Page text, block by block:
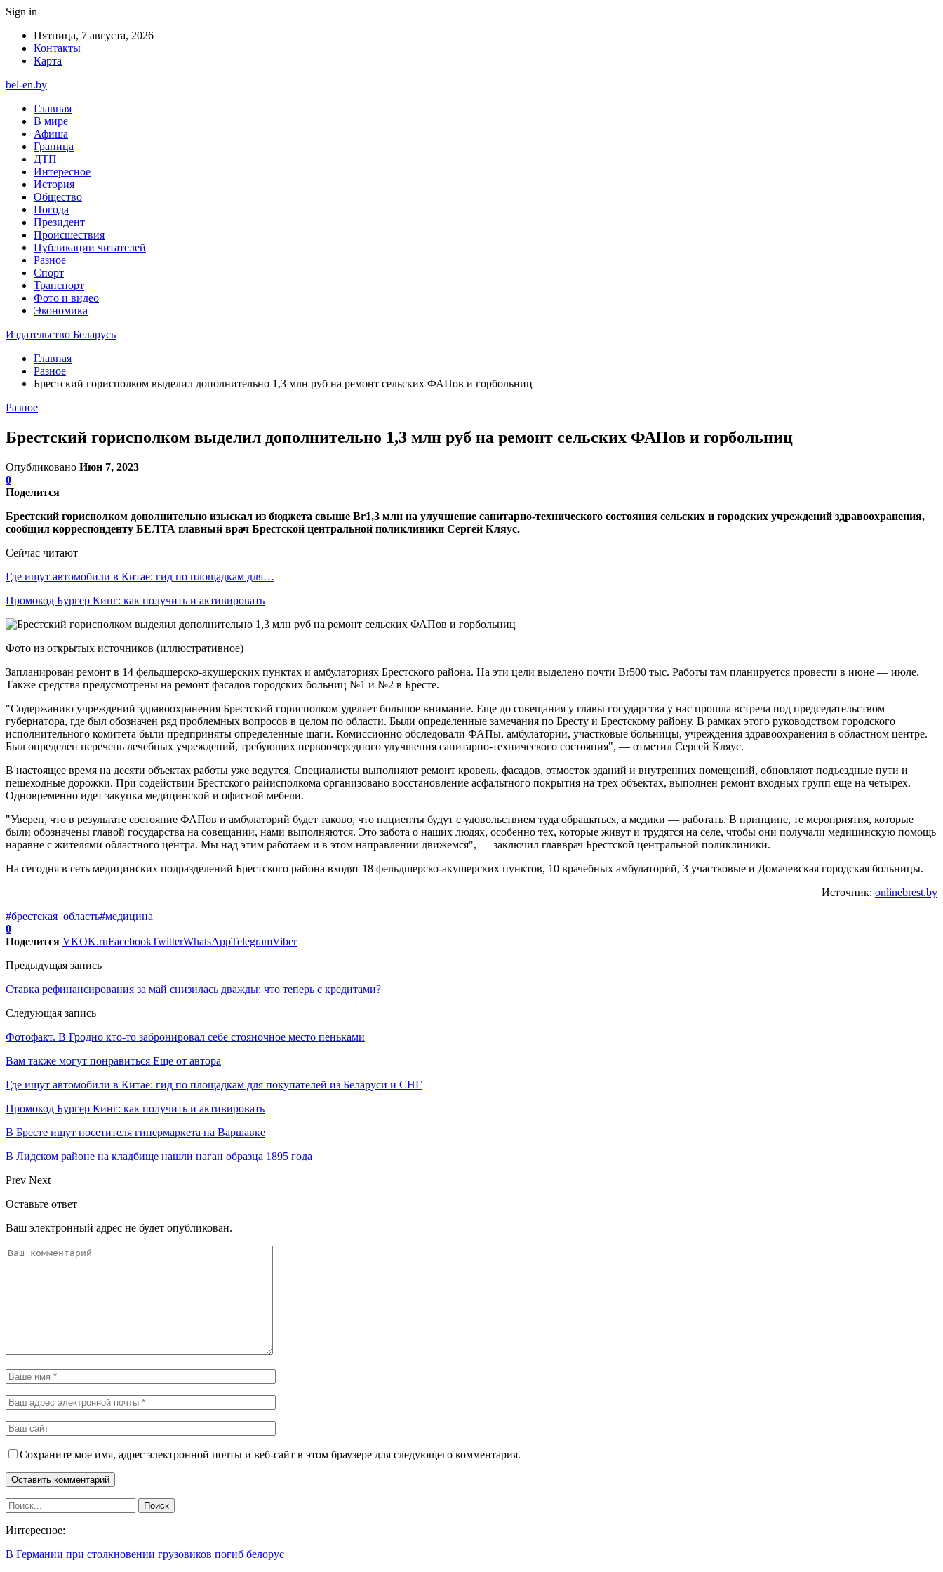
Sign in
Пятница, 7 августа, 2026
Контакты
Карта
bel-en.by
Главная
В мире
Афиша
Граница
ДТП
Интересное
История
Общество
Погода
Президент
Происшествия
Публикации читателей
Разное
Спорт
Транспорт
Фото и видео
Экономика
Издательство Беларусь
Главная
Разное
Брестский горисполком выделил дополнительно 1,3 млн руб на ремонт сельских ФАПов и горбольниц
Разное
Брестский горисполком выделил дополнительно 1,3 млн руб на ремонт сельских ФАПов и горбольниц
Опубликовано Июн 7, 2023
0
Поделится
Брестский горисполком дополнительно изыскал из бюджета свыше Br1,3 млн на улучшение санитарно-технического состояния сельских и городских учреждений здравоохранения,
сообщил корреспонденту БЕЛТА главный врач Брестской центральной поликлиники Сергей Кляус.
Сейчас читают
Где ищут автомобили в Китае: гид по площадкам для…
Промокод Бургер Кинг: как получить и активировать
Фото из открытых источников (иллюстративное)
Запланирован ремонт в 14 фельдшерско-акушерских пунктах и амбулаториях Брестского района. На эти цели выделено почти Br500 тыс. Работы там планируется провести в июне — июле.
Также средства предусмотрены на ремонт фасадов городских больниц №1 и №2 в Бресте.
"Содержанию учреждений здравоохранения Брестский горисполком уделяет большое внимание. Еще до совещания у главы государства у нас прошла встреча под председательством
губернатора, где был обозначен ряд проблемных вопросов в целом по области. Были определенные замечания по Бресту и Брестскому району. В рамках этого руководством городского
исполнительного комитета были предприняты определенные шаги. Комиссионно обследовали ФАПы, амбулатории, участковые больницы, учреждения здравоохранения в областном центре.
Был определен перечень лечебных учреждений, требующих первоочередного улучшения санитарно-технического состояния", — отметил Сергей Кляус.
В настоящее время на десяти объектах работы уже ведутся. Специалисты выполняют ремонт кровель, фасадов, отмосток зданий и внутренних помещений, обновляют подъездные пути и
пешеходные дорожки. При содействии Брестского райисполкома организовано восстановление асфальтного покрытия на трех объектах, выполнен ремонт входных групп еще на четырех.
Одновременно идет закупка медицинской и офисной мебели.
"Уверен, что в результате состояние ФАПов и амбулаторий будет таково, что пациенты будут с удовольствием туда обращаться, а медики — работать. В принципе, те мероприятия, которые
были обозначены главой государства на совещании, нами выполняются. Это забота о наших людях, особенно тех, которые живут и трудятся на селе, чтобы они получали медицинскую помощь
наравне с жителями областного центра. Мы над этим работаем и в этом направлении движемся", — заключил главврач Брестской центральной поликлиники.
На сегодня в сеть медицинских подразделений Брестского района входят 18 фельдшерско-акушерских пунктов, 10 врачебных амбулаторий, 3 участковые и Домачевская городская больницы.
Источник: onlinebrest.by
#брестская_область#медицина
0
Поделится VKOK.ruFacebookTwitterWhatsAppTelegramViber
Предыдущая запись
Ставка рефинансирования за май снизилась дважды: что теперь с кредитами?
Следующая запись
Фотофакт. В Гродно кто-то забронировал себе стояночное место пеньками
Вам также могут понравиться Еще от автора
Где ищут автомобили в Китае: гид по площадкам для покупателей из Беларуси и СНГ
Промокод Бургер Кинг: как получить и активировать
В Бресте ищут посетителя гипермаркета на Варшавке
В Лидском районе на кладбище нашли наган образца 1895 года
Prev Next
Оставьте ответ
Ваш электронный адрес не будет опубликован.
Сохраните мое имя, адрес электронной почты и веб-сайт в этом браузере для следующего комментария.
Интересное:
В Германии при столкновении грузовиков погиб белорус